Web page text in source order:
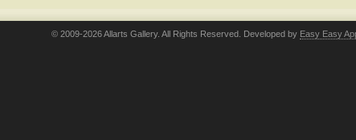
© 2009-2026 Allarts Gallery. All Rights Reserved. Developed by Easy Easy